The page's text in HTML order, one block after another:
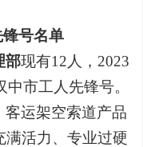
号名单
部现有12人，2023
市工人先锋号。
运架空索道产品
满活力、专业过硬